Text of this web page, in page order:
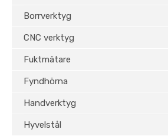
Borrverktyg
CNC verktyg
Fuktmätare
Fyndhörna
Handverktyg
Hyvelstål